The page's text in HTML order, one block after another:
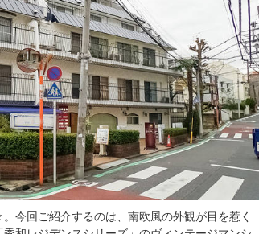
今回ご紹介するのは、南欧風の外観が目を惹く